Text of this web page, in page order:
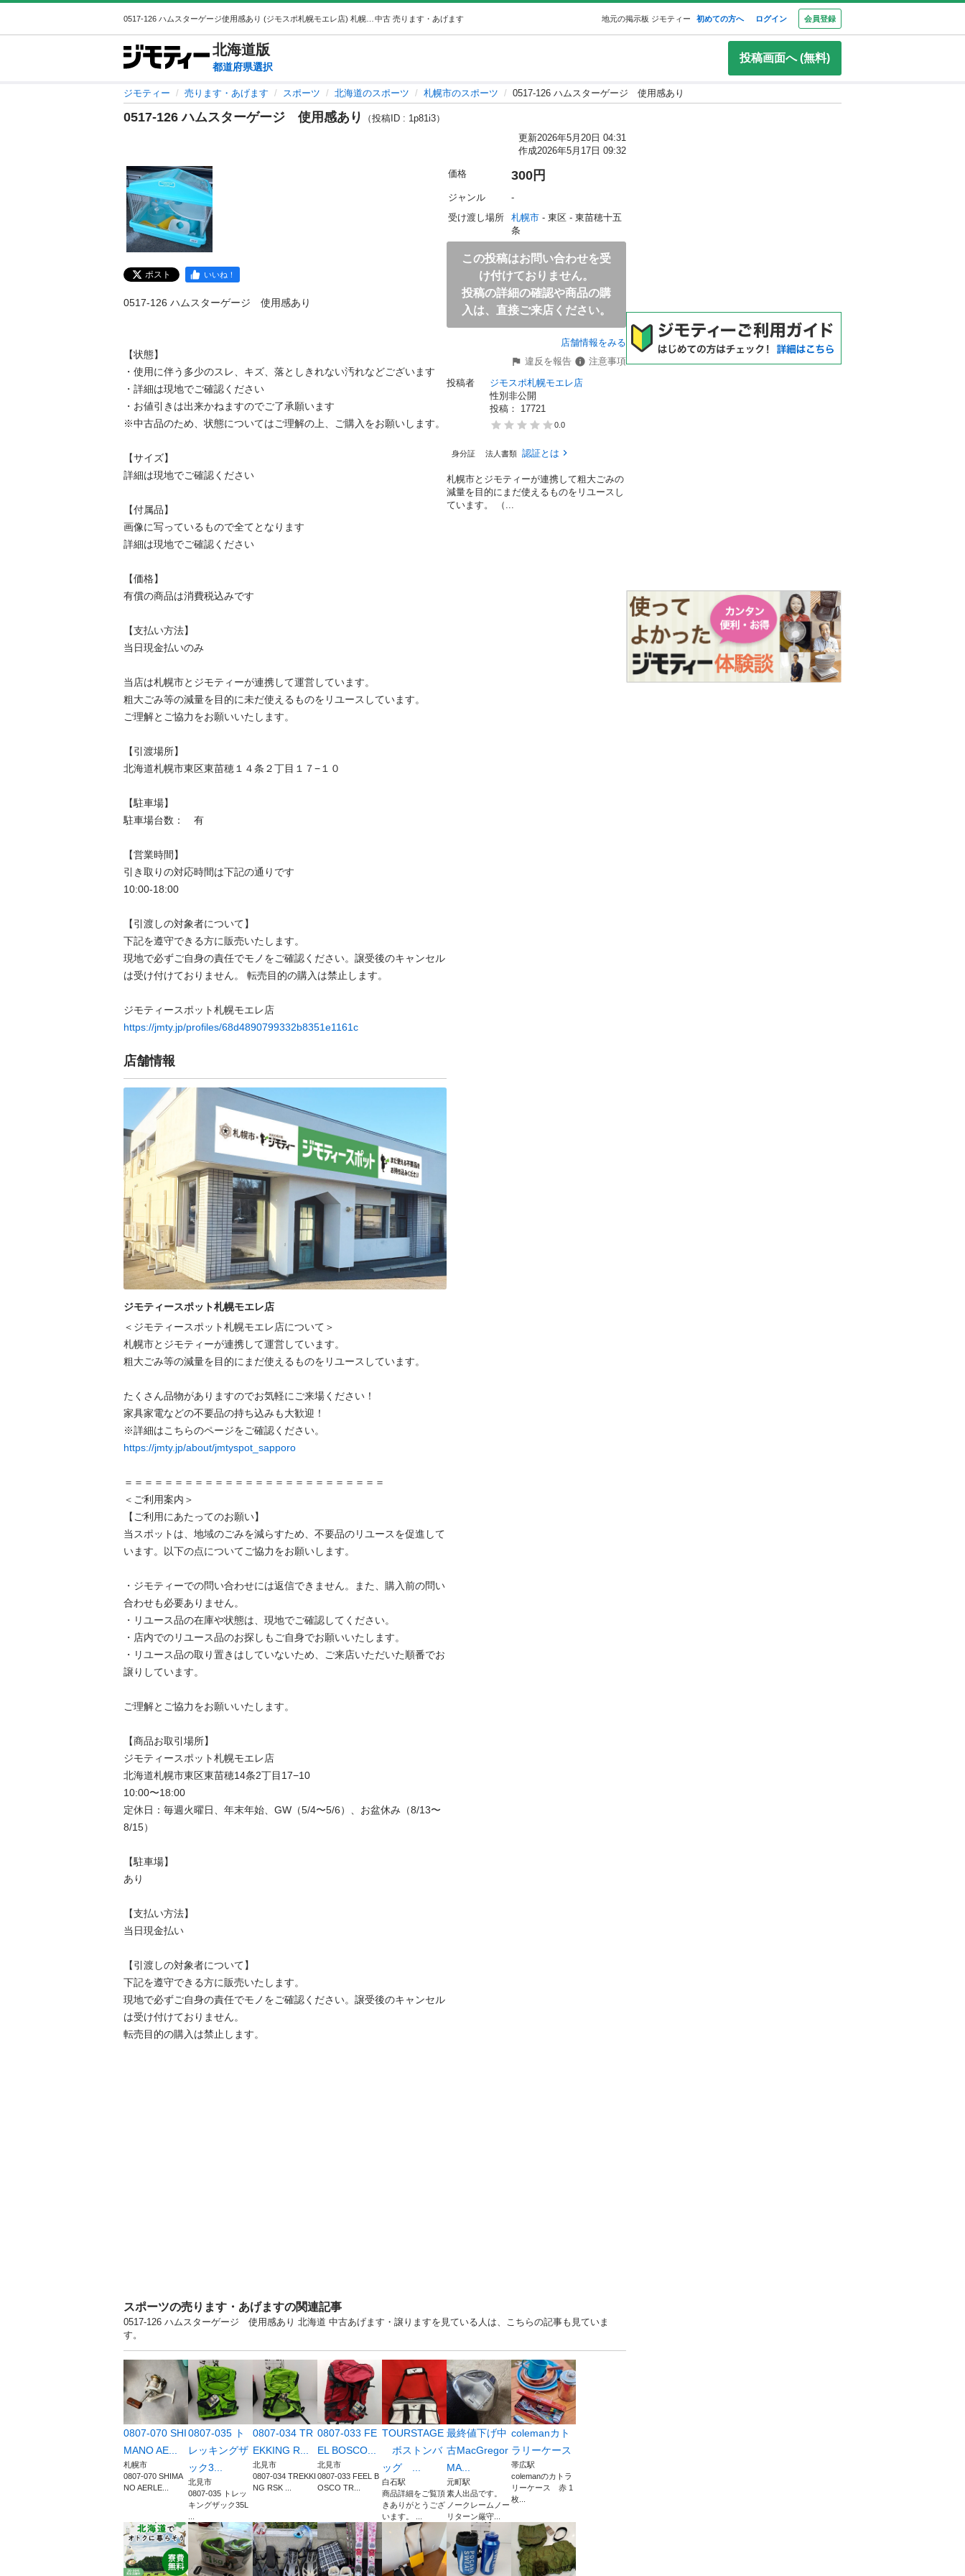
中古 売ります・あげます 地元の掲示板 ジモティー 初めての方へ ログイン 会員登録
北海道版
都道府県選択
投稿画面へ (無料)
ジモティー 売ります・あげます スポーツ 北海道のスポーツ 札幌市のスポーツ 0517-126 ハムスターゲージ 使用感あり
0517-126 ハムスターゲージ 使用感あり
（投稿ID : 1p81i3）
更新2026年5月20日 04:31
作成2026年5月17日 09:32
ポスト いいね！
0517-126 ハムスターゲージ　使用感あり
【状態】
・使用に伴う多少のスレ、キズ、落としきれない汚れなどございます
・詳細は現地でご確認ください
・お値引きは出来かねますのでご了承願います
※中古品のため、状態についてはご理解の上、ご購入をお願いします。
【サイズ】
詳細は現地でご確認ください
【付属品】
画像に写っているもので全てとなります
詳細は現地でご確認ください
【価格】
有償の商品は消費税込みです
【⽀払い⽅法】
当⽇現⾦払いのみ
当店は札幌市とジモティーが連携して運営しています。
粗⼤ごみ等の減量を⽬的に未だ使えるものをリユースしています。
ご理解とご協力をお願いいたします。
【引渡場所】
北海道札幌市東区東苗穂１４条２丁目１７−１０
【駐⾞場】
駐車場台数：　有
【営業時間】
引き取りの対応時間は下記の通りです
10:00-18:00
【引渡しの対象者について】
下記を遵守できる⽅に販売いたします。
現地で必ずご⾃⾝の責任でモノをご確認ください。譲受後のキャンセル
は受け付けておりません。 転売⽬的の購⼊は禁⽌します。
https://jmty.jp/profiles/68d4890799332b8351e1161c
店舗情報
ジモティースポット札幌モエレ店
＜ジモティースポット札幌モエレ店について＞
札幌市とジモティーが連携して運営しています。
粗⼤ごみ等の減量を⽬的にまだ使えるものをリユースしています。
たくさん品物がありますのでお気軽にご来場ください！
家具家電などの不要品の持ち込みも大歓迎！
https://jmty.jp/about/jmtyspot_sapporo
＝＝＝＝＝＝＝＝＝＝＝＝＝＝＝＝＝＝＝＝＝＝＝＝＝＝
＜ご利用案内＞
【ご利用にあたってのお願い】
当スポットは、地域のごみを減らすため、不要品のリユースを促進して
います。以下の点についてご協力をお願いします。
・ジモティーでの問い合わせには返信できません。また、購入前の問い
合わせも必要ありません。
・リユース品の在庫や状態は、現地でご確認してください。
・店内でのリユース品のお探しもご自身でお願いいたします。
・リユース品の取り置きはしていないため、ご来店いただいた順番でお
譲りしています。
ご理解とご協力をお願いいたします。
【商品お取引場所】
ジモティースポット札幌モエレ店
北海道札幌市東区東苗穂14条2丁目17−10
10:00〜18:00
定休日：毎週火曜日、年末年始、GW（5/4〜5/6）、お盆休み（8/13〜
8/15）
【駐⾞場】
あり
【⽀払い⽅法】
当日現金払い
【引渡しの対象者について】
下記を遵守できる⽅に販売いたします。
現地で必ずご⾃⾝の責任でモノをご確認ください。譲受後のキャンセル
は受け付けておりません。
転売⽬的の購⼊は禁⽌します。
価格 300円
ジャンル
-
受け渡し場所
札幌市 - 東区 - 東苗穂十五
条
この投稿はお問い合わせを受
け付けておりません。
投稿の詳細の確認や商品の購
入は、直接ご来店ください。
店舗情報をみる
違反を報告
注意事項
投稿者
ジモスポ札幌モエレ店
性別非公開
投稿： 17721
0.0
身分証 法人書類 認証とは
札幌市とジモティーが連携して粗⼤ごみの
減量を⽬的にまだ使えるものをリユースし
ています。 （...
スポーツの売ります・あげますの関連記事
0517-126 ハムスターゲージ 使用感あり 北海道 中古あげます・譲りますを見ている人は、こちらの記事も見ていま
す。
0807-070 SHI
MANO AE...
札幌市
0807-070 SHIMA
NO AERLE...
0807-035 ト
レッキングザ
ック3...
北見市
0807-035 トレッ
キングザック35L
0807-034 TR
EKKING R...
北見市
0807-034 TREKKI
NG RSK ...
0807-033 FE
EL BOSCO...
北見市
0807-033 FEEL B
OSCO TR...
TOURSTAGE
ボストンバ
ッグ ...
白石駅
商品詳細をご覧頂
きありがとうござ
います。 ...
最終値下げ中
古MacGregor
MA...
元町駅
素人出品です。
ノークレームノー
リターン厳守...
colemanカト
ラリーケース
帯広駅
colemanのカトラ
リーケース 赤 1
枚...